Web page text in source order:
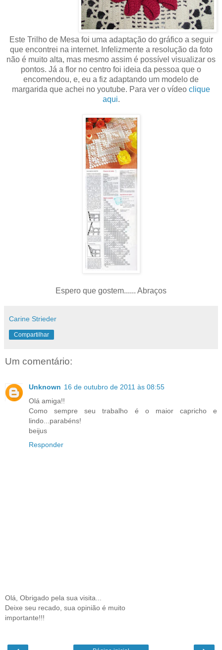
Este Trilho de Mesa foi uma adaptação do gráfico a seguir
que encontrei na internet. Infelizmente a resolução da foto
não é muito alta, mas mesmo assim é possível visualizar os
pontos. Já a flor no centro foi ideia da pessoa que o
encomendou, e, eu a fiz adaptando um modelo de
margarida que achei no youtube. Para ver o vídeo clique
aqui.
Espero que gostem...... Abraços
Carine Strieder
Compartilhar
Um comentário:
Unknown 16 de outubro de 2011 às 08:55
Olá amiga!!
Como sempre seu trabalho é o maior capricho e
lindo...parabéns!
beijus
Responder
Olá, Obrigado pela sua visita...
Deixe seu recado, sua opinião é muito
importante!!!